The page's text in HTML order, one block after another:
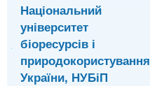
Національний
університет
біоресурсів і
природокористування
України, НУБіП